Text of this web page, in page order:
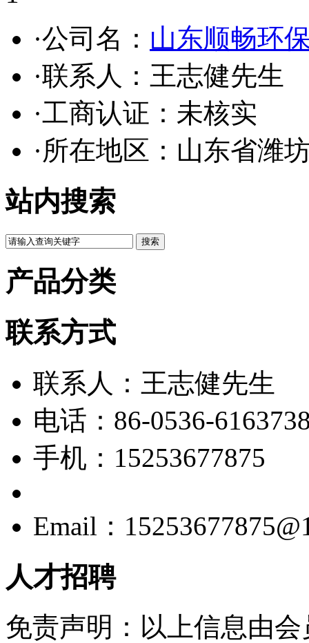
·公司名： 山东顺畅环
·联系人：王志健先生
·工商认证： 未核实
·所在地区：山东省潍
站内搜索
产品分类
联系方式
联系人：王志健先生
电话：86-0536-
手机：15253677875
Email：
人才招聘
免责声明：以上信息由